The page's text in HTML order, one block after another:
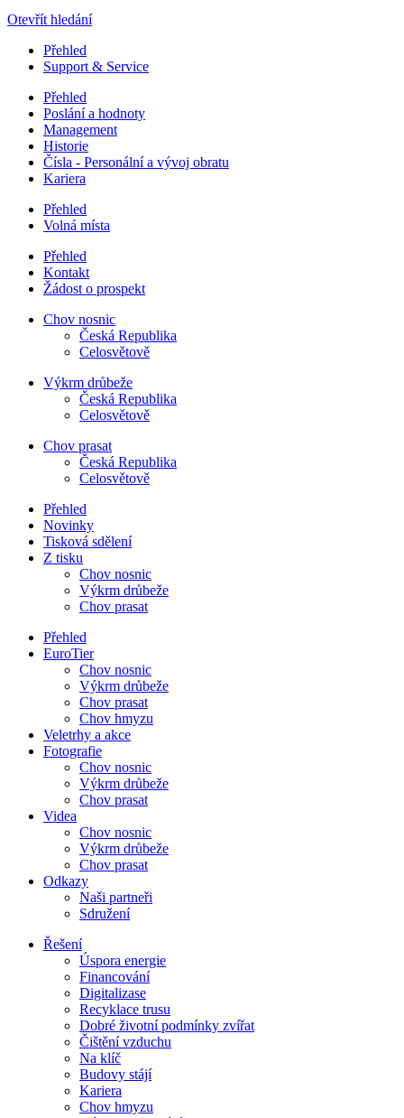
Otevřít hledání
Přehled
Support & Service
Přehled
Poslání a hodnoty
Management
Historie
Čísla - Personální a vývoj obratu
Kariera
Přehled
Volná místa
Přehled
Kontakt
Žádost o prospekt
Chov nosnic
Česká Republika
Celosvětově
Výkrm drůbeže
Česká Republika
Celosvětově
Chov prasat
Česká Republika
Celosvětově
Přehled
Novinky
Tisková sdělení
Z tisku
Chov nosnic
Výkrm drůbeže
Chov prasat
Přehled
EuroTier
Chov nosnic
Výkrm drůbeže
Chov prasat
Chov hmyzu
Veletrhy a akce
Fotografie
Chov nosnic
Výkrm drůbeže
Chov prasat
Videa
Chov nosnic
Výkrm drůbeže
Chov prasat
Odkazy
Naši partneři
Sdružení
Řešení
Úspora energie
Financování
Digitalizase
Recyklace trusu
Dobré životní podmínky zvířat
Čištění vzduchu
Na klíč
Budovy stájí
Kariera
Chov hmyzu